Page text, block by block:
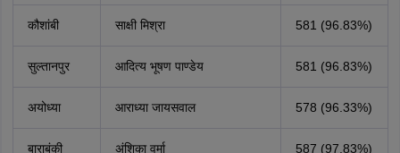
कौशांबी साक्षी मिश्रा 581 (96.83%)
सुल्तानपुर आदित्य भूषण पाण्डेय 581 (96.83%)
अयोध्या आराध्या जायसवाल 578 (96.33%)
बाराबंकी अंशिका वर्मा 587 (97.83%)